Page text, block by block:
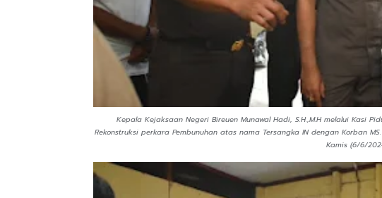
Kepala Kejaksaan Negeri Bireuen Munawal Hadi, S.H.,M.H melalui Kasi
Rekonstruksi perkara Pembunuhan atas nama Tersangka IN dengan Korban
Kamis (6/6/